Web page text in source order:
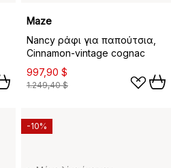
Maze
Nancy ράφι για παπούτσια,
Cinnamon-vintage cognac
997,90 $
1.249,40 $
-10%